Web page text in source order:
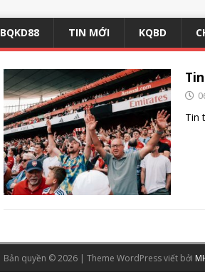
BQKD88 TIN MỚI KQBD
Tin
Bản quyền © 2026 | Theme WordPress viết bởi